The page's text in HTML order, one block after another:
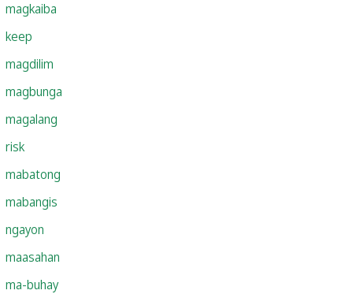
magkaiba
keep
magdilim
magbunga
magalang
risk
mabatong
mabangis
ngayon
maasahan
ma-buhay